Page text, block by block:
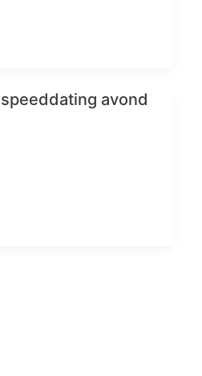
avond